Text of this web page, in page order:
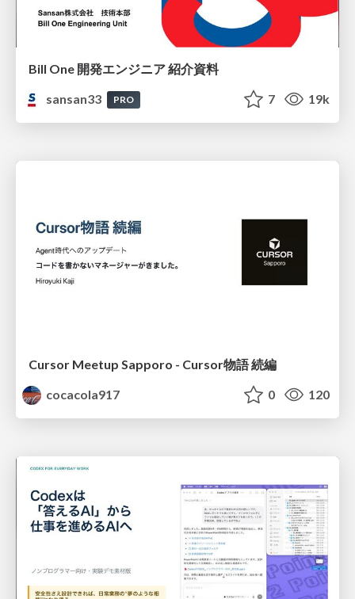
Bill One 開発エンジニア 紹介資料
sansan33
PRO 7 19k
Cursor Meetup Sapporo - Cursor物語 続編
cocacola917
0 120